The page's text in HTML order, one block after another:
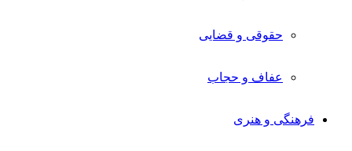
حقوقی و قضایی
عفاف و حجاب
فرهنگی و هنری